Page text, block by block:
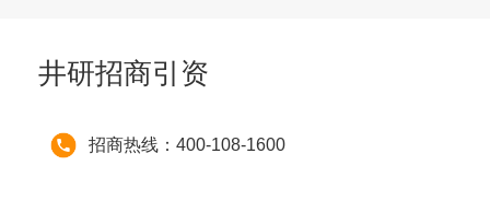
井研招商引资
招商热线：400-108-1600